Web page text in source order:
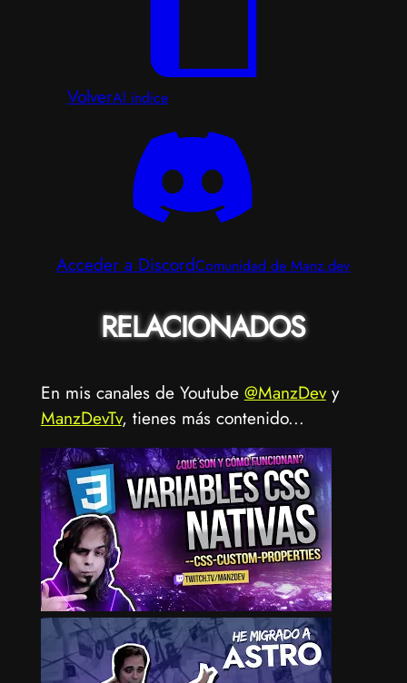
VolverAl índice
Acceder a DiscordComunidad de Manz.dev
RELACIONADOS
En mis canales de Youtube @ManzDevy
ManzDevTv, tienes más contenido...